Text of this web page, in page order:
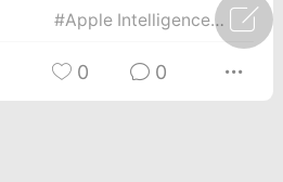
智狐AI工作台
#Apple Intelligence #
0 0